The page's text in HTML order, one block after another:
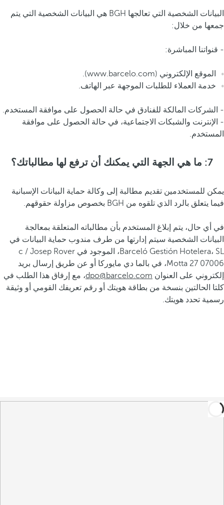
البيانات الشخصية التي تعالجها BGH هي البيانات الشخصية التي يتم
جمعها من خلال:
- قنواتنا المباشرة:
الموقع الإلكتروني (www.barcelo.com).
خدمة العملاء للطلبات الموجهة عبر الهاتف.
- الشركات المالكة للفنادق في حالة الحصول على موافقة المستخدم.
- الإنترنت والشبكات الاجتماعية، في حالة الحصول على موافقة
المستخدم.
7: ما هي الجهة التي يمكنك أن ترفع لها مطالباتك؟
يمكن للمستخدمين تقديم مطالبة إلى وكالة حماية البيانات الإسبانية
فيما يتعلق بالرد الذي تلقوه من BGH بخصوص مزاولة حقوقهم.
في أي حال، يتم إبلاغ المستخدم بأن مطالباته المتعلقة بمعالجة
البيانات الشخصية سيتم إدارتها من طرف مندوب حماية البيانات في
Barceló Gestión Hotelera، SL، الموجود في c / Josep Rover
Motta 27 07006، في بالما دي مايوركا أو عن طريق إرسال بريد
إلكتروني على العنوان dpo@barcelo.com، مع إرفاق هذا الطلب في
كلتا الحالتين بنسخة من بطاقة هويتك أو رقم تعريفك القومي أو وثيقة
رسمية تحدد هويتك.